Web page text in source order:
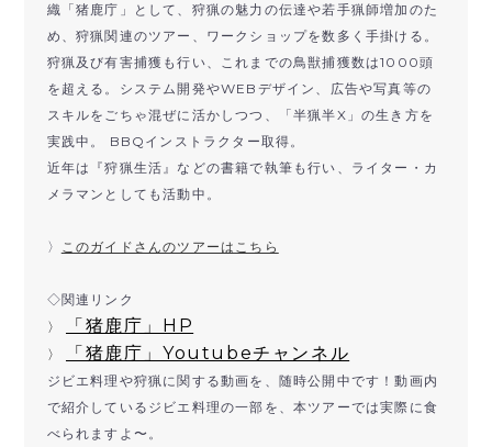
織「猪鹿庁」として、狩猟の魅力の伝達や若手猟師増加のた
め、狩猟関連のツアー、ワークショップを数多く手掛ける。
狩猟及び有害捕獲も行い、これまでの鳥獣捕獲数は1000頭
を超える。システム開発やWEBデザイン、広告や写真等の
スキルをごちゃ混ぜに活かしつつ、「半猟半X」の生き方を
実践中。 BBQインストラクター取得。
近年は『狩猟生活』などの書籍で執筆も行い、ライター・カ
メラマンとしても活動中。
〉 このガイドさんのツアーはこちら
◇関連リンク
〉
「猪鹿庁」HP
〉 「猪鹿庁」Youtubeチャンネル
ジビエ料理や狩猟に関する動画を、随時公開中です！動画内
で紹介しているジビエ料理の一部を、本ツアーでは実際に食
べられますよ〜。